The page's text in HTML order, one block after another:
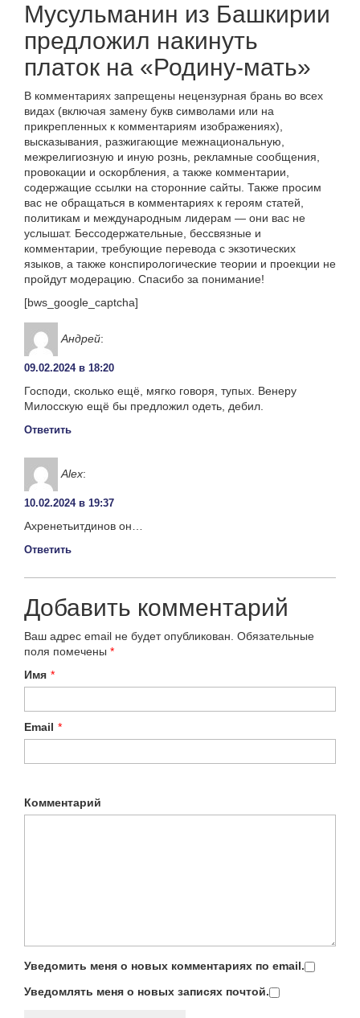
Мусульманин из Башкирии
предложил накинуть
платок на «Родину-мать»
В комментариях запрещены нецензурная брань во всех
видах (включая замену букв символами или на
прикрепленных к комментариям изображениях),
высказывания, разжигающие межнациональную,
межрелигиозную и иную рознь, рекламные сообщения,
провокации и оскорбления, а также комментарии,
содержащие ссылки на сторонние сайты. Также просим
вас не обращаться в комментариях к героям статей,
политикам и международным лидерам — они вас не
услышат. Бессодержательные, бессвязные и
комментарии, требующие перевода с экзотических
языков, а также конспирологические теории и проекции не
пройдут модерацию. Спасибо за понимание!
[bws_google_captcha]
Андрей:
09.02.2024 в 18:20
Господи, сколько ещё, мягко говоря, тупых. Венеру
Милосскую ещё бы предложил одеть, дебил.
Ответить
Alex:
10.02.2024 в 19:37
Ахренетьитдинов он…
Ответить
Добавить комментарий
Ваш адрес email не будет опубликован. Обязательные
поля помечены *
Имя *
Email *
Комментарий
Уведомить меня о новых комментариях по email.
Уведомлять меня о новых записях почтой.